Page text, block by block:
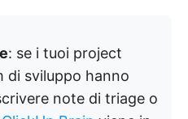
: se i tuoi project
di sviluppo hanno
note di triage o